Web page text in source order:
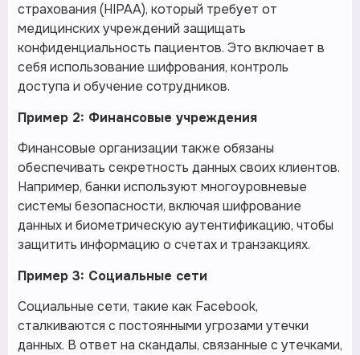
страхования (HIPAA), который требует от
медицинских учреждений защищать
конфиденциальность пациентов. Это включает в
себя использование шифрования, контроль
доступа и обучение сотрудников.
Пример 2: Финансовые учреждения
Финансовые организации также обязаны
обеспечивать секретность данных своих клиентов.
Например, банки используют многоуровневые
системы безопасности, включая шифрование
данных и биометрическую аутентификацию, чтобы
защитить информацию о счетах и транзакциях.
Пример 3: Социальные сети
Социальные сети, такие как Facebook,
сталкиваются с постоянными угрозами утечки
данных. В ответ на скандалы, связанные с утечками,